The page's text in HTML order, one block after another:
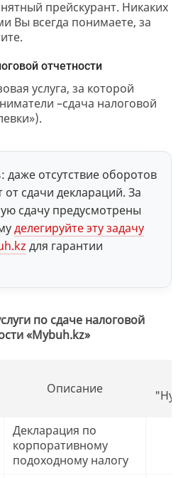
прейскурант. Никаких
Вы всегда понимаете, за
отчетности
услуга, за которой
–сдача налоговой
отсутствие оборотов
сдачи деклараций. За
сдачу предусмотрены
делегируйте эту задачу
для гарантии
по сдаче налоговой
«Mybuh.kz»
Описание
Декларация по
корпоративному
подоходному налогу